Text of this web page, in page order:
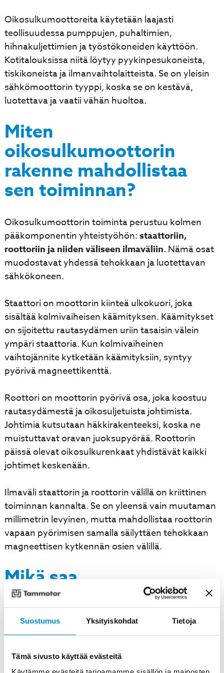
Suostumus Yksityiskohdat Tietoja
Tämä sivusto käyttää evästeitä
Oikosulkumoottoreita käytetään laajasti
teollisuudessa pumppujen, puhaltimien,
hihnakuljettimien ja työstökoneiden käyttöön.
Kotitalouksissa niitä löytyy pyykinpesukoneista,
tiskikoneista ja ilmanvaihtolaitteista. Se on yleisin
sähkömoottorin tyyppi, koska se on kestävä,
luotettava ja vaatii vähän huoltoa.
Miten
oikosulkumoottorin
rakenne mahdollistaa
sen toiminnan?
Oikosulkumoottorin toiminta perustuu kolmen
pääkomponentin yhteistyöhön:staattoriin,
roottoriin ja niiden väliseen ilmaväliin. Nämä osat
muodostavat yhdessä tehokkaan ja luotettavan
sähkökoneen.
Staattori on moottorin kiinteä ulkokuori, joka
sisältää kolmivaiheisen käämityksen. Käämitykset
on sijoitettu rautasydämen uriin tasaisin välein
ympäri staattoria. Kun kolmivaiheinen
vaihtojännite kytketään käämityksiin, syntyy
pyörivä magneettikenttä.
Roottori on moottorin pyörivä osa, joka koostuu
rautasydämestä ja oikosuljetuista johtimista.
Johtimia kutsutaan häkkirakenteeksi, koska ne
muistuttavat oravan juoksupyörää. Roottorin
päissä olevat oikosulkurenkaat yhdistävät kaikki
johtimet keskenään.
Ilmaväli staattorin ja roottorin välillä on kriittinen
toiminnan kannalta. Se on yleensä vain muutaman
millimetrin levyinen, mutta mahdollistaa roottorin
vapaan pyörimisen samalla säilyttäen tehokkaan
magneettisen kytkennän osien välillä.
Mikä saa
oikosulkumoottorin
roottorin pyörimään?
magneettikentän ja indusoitujen virtojen